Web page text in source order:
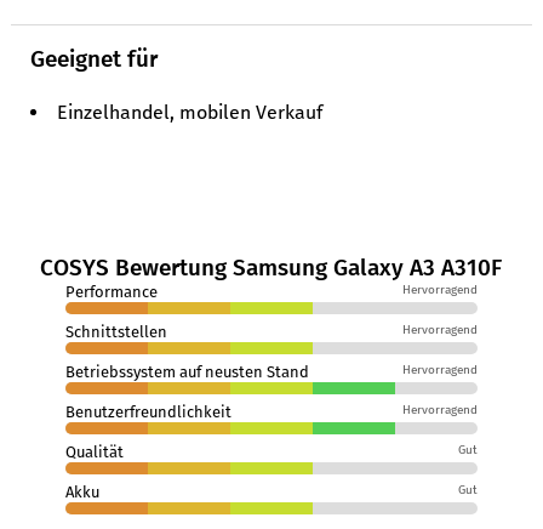
Geeignet für
Einzelhandel, mobilen Verkauf
COSYS Bewertung Samsung Galaxy A3 A310F
Performance Hervorragend
Schnittstellen Hervorragend
Betriebssystem auf neusten Stand Hervorragend
Benutzerfreundlichkeit Hervorragend
Qualität Gut
Akku Gut